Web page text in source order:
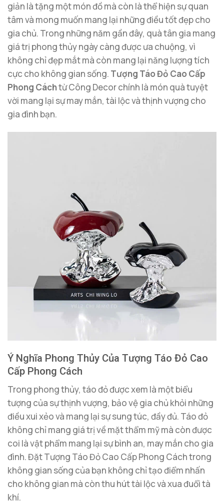
giản là tặng một món đồ mà còn là thể hiện sự quan
tâm và mong muốn mang lại những điều tốt đẹp cho
gia chủ. Trong những năm gần đây, quà tân gia mang
giá trị phong thủy ngày càng được ưa chuộng, vì
không chỉ đẹp mắt mà còn mang lại năng lượng tích
cực cho không gian sống. Tượng Táo Đỏ Cao Cấp
Phong Cáchtừ Công Decor chính là món quà tuyệt
vời mang lại sự may mắn, tài lộc và thịnh vượng cho
gia đình bạn.
Ý Nghĩa Phong Thủy Của Tượng Táo Đỏ Cao
Cấp Phong Cách
Trong phong thủy, táo đỏ được xem là một biểu
tượng của sự thịnh vượng, bảo vệ gia chủ khỏi những
điều xui xẻo và mang lại sự sung túc, đầy đủ. Táo đỏ
không chỉ mang giá trị về mặt thẩm mỹ mà còn được
coi là vật phẩm mang lại sự bình an, may mắn cho gia
đình. Đặt Tượng Táo Đỏ Cao Cấp Phong Cách trong
không gian sống của bạn không chỉ tạo điểm nhấn
cho không gian mà còn thu hút tài lộc và xua đuổi tà
khí.